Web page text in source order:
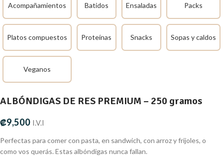
Acompañamientos Batidos Ensaladas Packs
Platos compuestos Proteínas Snacks Sopas y caldos
Veganos
ALBÓNDIGAS DE RES PREMIUM – 250 gramos
₡9,500 I.V.I
Perfectas para comer con pasta, en sandwich, con arroz y frijoles, o
como vos querás. Estas albóndigas nunca fallan.